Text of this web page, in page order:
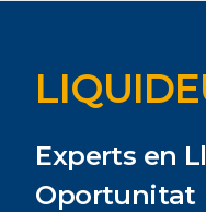
Experts en
Oportunitat